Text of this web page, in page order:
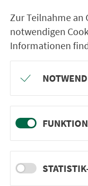
Tickets &
Wir sind für
24h-
0911 27075-99
Zum
Zur Teilnahme an
notwendigen
Informationen